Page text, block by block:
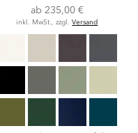
ab 235,00 €
inkl. MwSt., zzgl.Versand